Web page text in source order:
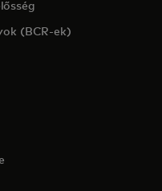
(BCR-ek)